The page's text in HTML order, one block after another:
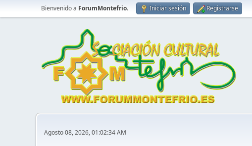
Bienvenido a ForumMontefrio. Iniciar sesión Registrarse
Agosto 08, 2026, 01:02:34 AM